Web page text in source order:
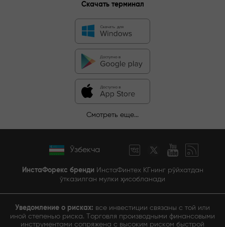
Скачать терминал
Смотреть еще...
Ўзбекча
ИнстаФорекс бренди ИнстаФинтех КГнинг рўйхатдан
ўтказилган мулки ҳисобланади
Уведомление о рисках: все инвестиции связаны с той или
иной степенью риска. Торговля производными финансовыми
инструментами сопряжена с высоким риском быстрой